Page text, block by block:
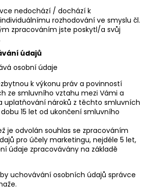
nedochází / dochází k
rozhodování ve smyslu čl.
zpracováním jste poskytl/a svůj
údajů
osobní údaje
k výkonu práv a povinností
ze smluvního vztahu mezi Vámi a
uplatňování nároků z těchto smluvních
15 let od ukončení smluvního
je odvolán souhlas se zpracováním
pro účely marketingu, nejdéle 5 let,
údaje zpracovávány na základě
uchovávání osobních údajů správce